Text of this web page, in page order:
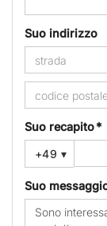
Suo indirizzo
Suo recapito *
+49 ▾
Suo